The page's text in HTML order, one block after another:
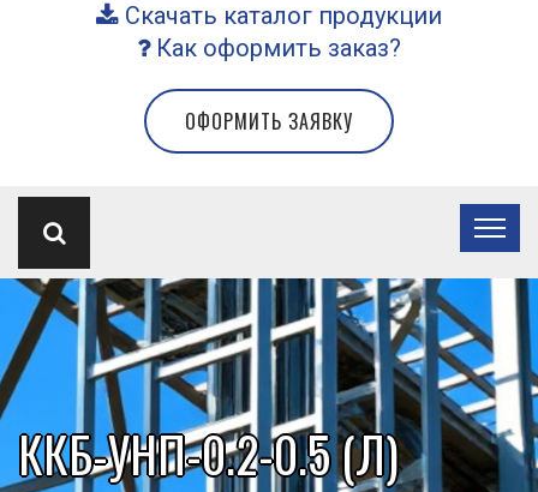
Скачать каталог продукции
Как оформить заказ?
ОФОРМИТЬ ЗАЯВКУ
ККБ-УНП-0.2-0.5 (Л)